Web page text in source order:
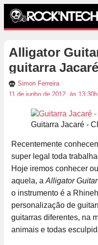
Alligator
guitarra Jacaré
Simon Ferreira
11 de junho de 2012, às 13:30h
Guitarra Jacaré -
Recentemente
super legal toda
Hoje iremos conhecer
aquela, a Alligator Guitar
o instrumento é a
personalização de
guitarras diferentes, na
animais e todas